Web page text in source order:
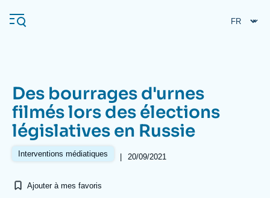
au
contenu
Navigation
principale
L'Ifri
À propos de l'Ifri
Des bourrages d'urnes
filmés lors des élections
législatives en Russie
Interventions médiatiques | 20/09/2021
Ajouter à mes favoris